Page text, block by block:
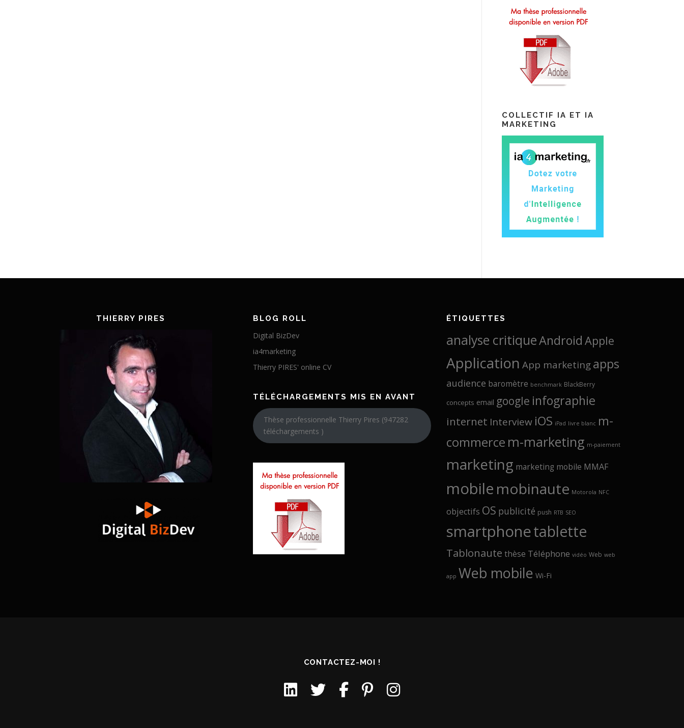
COLLECTIF IA ET IA
MARKETING
THIERRY PIRES BLOG ROLL
Digital BizDev
ia4marketing
Thierry PIRES' online CV
TÉLÉCHARGEMENTS MIS EN AVANT
Thèse professionnelle Thierry Pires (947282
téléchargements )
ÉTIQUETTES
analyse critiqueAndroid Apple
Application App marketing apps
audience baromètre benchmark BlackBerry
concepts email google infographie
internet Interview iOS iPad livre blanc m-
commerce m-marketing m-paiement
marketing marketing mobile MMAF
mobile mobinaute Motorola NFC
objectifs OS publicité push RTB SEO
smartphonetablette
Tablonaute thèse Téléphone vidéo Web web
app Web mobile Wi-Fi
CONTACTEZ-MOI !